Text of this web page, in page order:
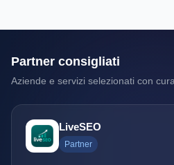
Partner consigliati
Aziende e servizi selezionati con
LiveSEO
Partner